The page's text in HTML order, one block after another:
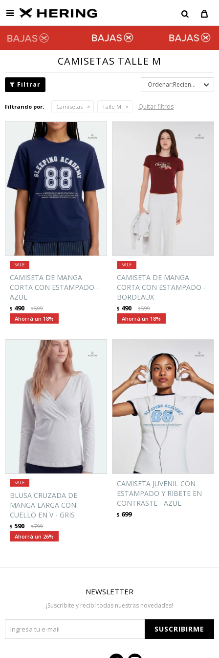

CAMISETAS TALLE M
Recientes
Filtrando por: Camisetas Talle M Quitar filtros
CAMISETA DE MANGA
CORTA CON ESTAMPADO -
AZUL
$ 490 $599
18
CAMISETA DE MANGA
CORTA CON ESTAMPADO -
BORDEAUX
$ 490 $599
18
BLUSA CRUZADA DE
MANGA LARGA CON
CUELLO EN V - GRIS
$ 590 $799
26
CAMISETA JUVENIL CON
ESTAMPADO Y RIBETE EN
CONTRASTE - AZUL
$ 699
NEWSLETTER
¡Suscribite y recibí todas nuestras novedades!
SUSCRIBIRME